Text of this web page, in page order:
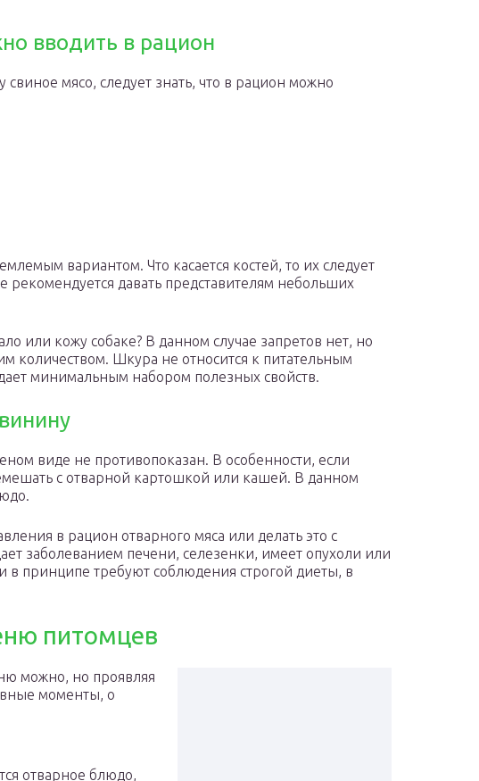
вводить в рацион
мясо, следует знать, что в рацион можно
вариантом. Что касается костей, то их следует
давать представителям небольших
или кожу собаке? В данном случае запретов нет, но
количеством. Шкура не относится к питательным
минимальным набором полезных свойств.
виде не противопоказан. В особенности, если
с отварной картошкой или кашей. В данном
в рацион отварного мяса или делать это с
заболеванием печени, селезенки, имеет опухоли или
в принципе требуют соблюдения строгой диеты, в
питомцев
можно, но проявляя
моменты, о
отварное блюдо,